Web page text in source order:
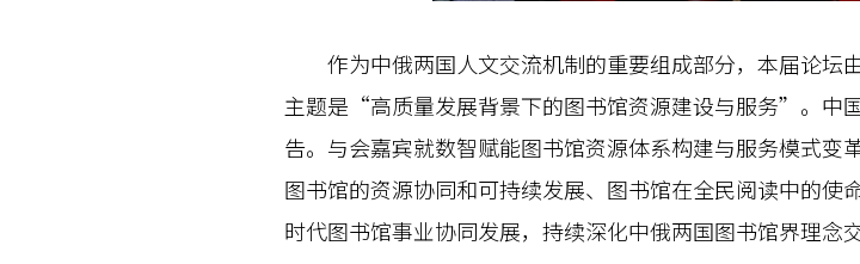
作为中俄两国人文交流机制的重要组成部分，本届论坛由
主题是“高质量发展背景下的图书馆资源建设与服务”。中
告。与会嘉宾就数智赋能图书馆资源体系构建与服务模式变
图书馆的资源协同和可持续发展、图书馆在全民阅读中的
时代图书馆事业协同发展，持续深化中俄两国图书馆界理念